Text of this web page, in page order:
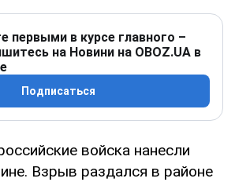
первыми в курсе главного –
на Новини на OBOZ.UA в
Подписаться
войска нанесли
Взрыв раздался в районе